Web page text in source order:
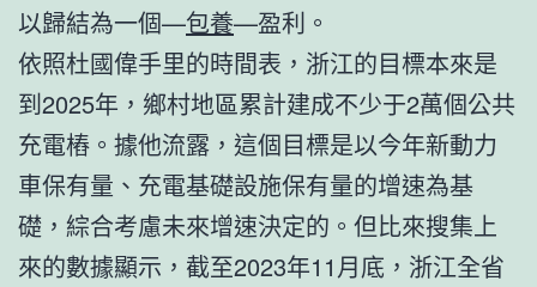
以歸結為一個—包養—盈利。
依照杜國偉手里的時間表，浙江的目標本來是
到2025年，鄉村地區累計建成不少于2萬個公共
充電樁。據他流露，這個目標是以今年新動力
車保有量、充電基礎設施保有量的增速為基
礎，綜合考慮未來增速決定的。但比來搜集上
來的數據顯示，截至2023年11月底，浙江全省